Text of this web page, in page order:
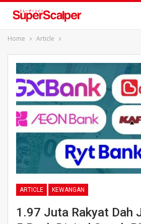
Home Article
ARTICLE KEWANGAN
1.97 Juta Rakyat Dah